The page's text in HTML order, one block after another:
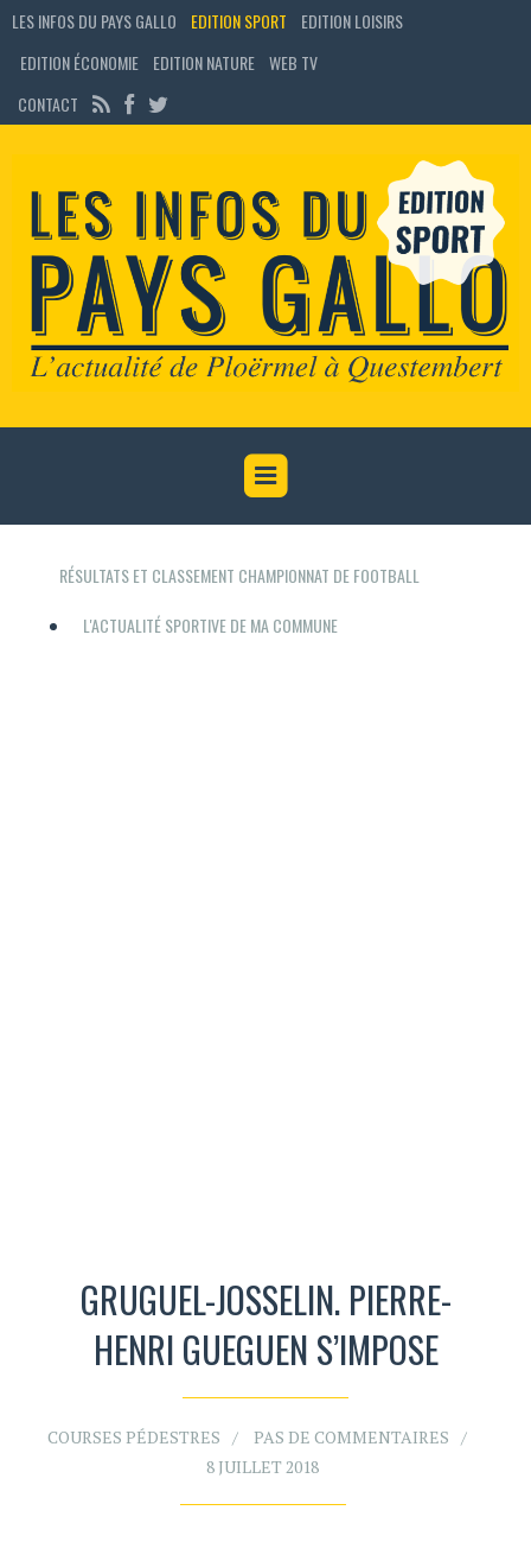
LES INFOS DU PAYS GALLO EDITION SPORT
EDITION LOISIRS
EDITION ÉCONOMIE
EDITION NATURE WEB TV
CONTACT
RÉSULTATS ET CLASSEMENT CHAMPIONNAT DE FOOTBALL
L'ACTUALITÉ SPORTIVE DE MA COMMUNE
GRUGUEL-JOSSELIN. PIERRE-
HENRI GUEGUEN S’IMPOSE
COURSES PÉDESTRES
PAS DE COMMENTAIRES
8 JUILLET 2018